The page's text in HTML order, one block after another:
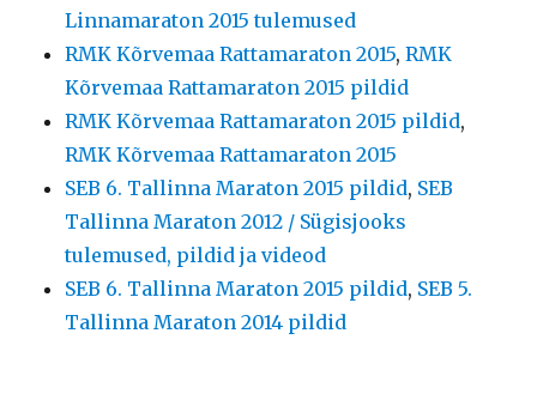
Linnamaraton 2015 tulemused
RMK Kõrvemaa Rattamaraton 2015,RMK
Kõrvemaa Rattamaraton 2015 pildid
RMK Kõrvemaa Rattamaraton 2015 pildid,
RMK Kõrvemaa Rattamaraton 2015
SEB 6. Tallinna Maraton 2015 pildid, SEB
Tallinna Maraton 2012 / Sügisjooks
tulemused, pildid ja videod
SEB 6. Tallinna Maraton 2015 pildid, SEB 5.
Tallinna Maraton 2014 pildid